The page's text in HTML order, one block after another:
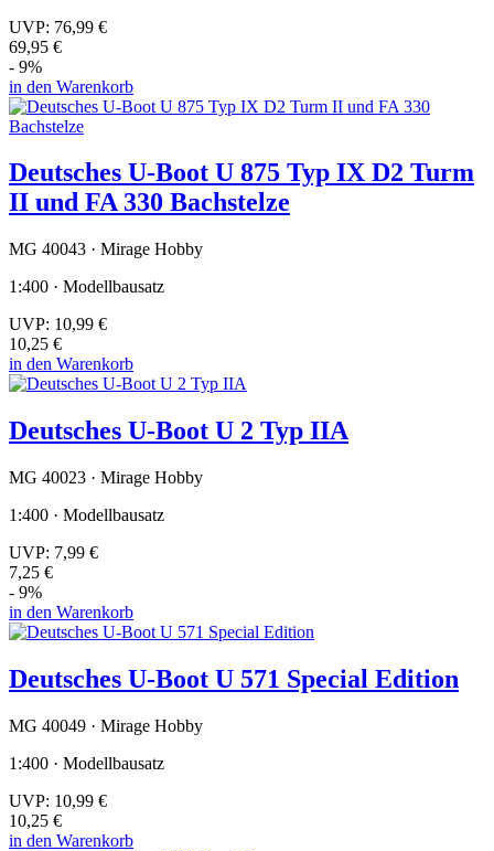
UVP: 76,99 €
69,95 €
- 9%
in den Warenkorb
Deutsches U-Boot U 875 Typ IX D2 Turm
II und FA 330 Bachstelze
MG 40043 · Mirage Hobby
1:400 · Modellbausatz
UVP: 10,99 €
10,25 €
in den Warenkorb
Deutsches U-Boot U 2 Typ IIA
MG 40023 · Mirage Hobby
1:400 · Modellbausatz
UVP: 7,99 €
7,25 €
- 9%
in den Warenkorb
Deutsches U-Boot U 571 Special Edition
MG 40049 · Mirage Hobby
1:400 · Modellbausatz
UVP: 10,99 €
10,25 €
in den Warenkorb